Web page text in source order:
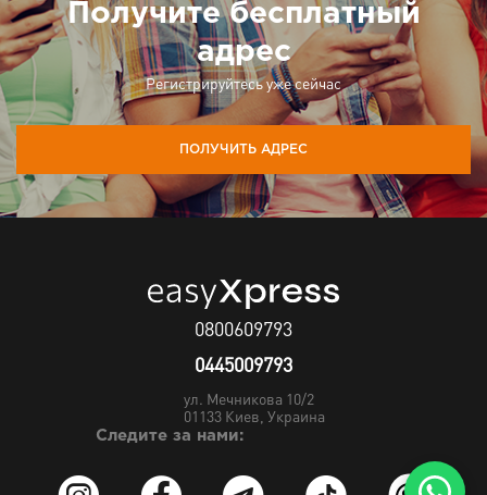
Получите бесплатный
адрес
Регистрируйтесь уже сейчас
ПОЛУЧИТЬ АДРЕС
0800609793
0445009793
ул. Мечникова 10/2
01133 Киев, Украина
Следите за нами: